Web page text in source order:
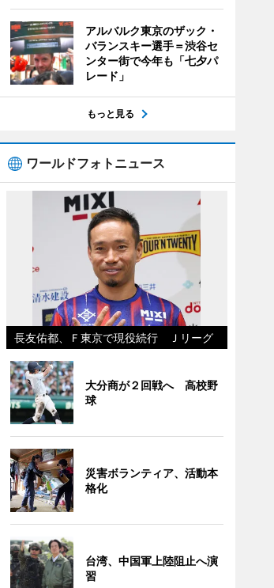
アルバルク東京のザック・
バランスキー選手＝渋谷セ
ンター街で今年も「七夕パ
レード」
もっと見る
ワールドフォトニュース
長友佑都、Ｆ東京で現役続行 Ｊリーグ
大分商が２回戦へ 高校野
球
災害ボランティア、活動本
格化
台湾、中国軍上陸阻止へ演
習